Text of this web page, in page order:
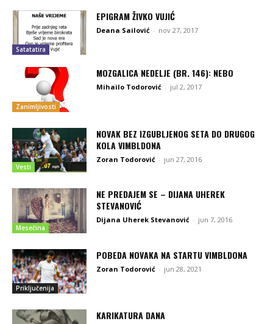
Satatatira
EPIGRAM ŽIVKO VUJIĆ
Deana Sailović - nov 27, 2017
Zanimljivosti
MOZGALICA NEDELJE (BR. 146): NEBO
Mihailo Todorović - jul 2, 2017
Vesti
NOVAK BEZ IZGUBLJENOG SETA DO DRUGOG
KOLA VIMBLDONA
Zoran Todorović - jun 27, 2016
Mesečina
NE PREDAJEM SE – DIJANA UHEREK
STEVANOVIĆ
Dijana Uherek Stevanović - jun 7, 2016
Priključenija
POBEDA NOVAKA NA STARTU VIMBLDONA
Zoran Todorović - jun 28, 2021
KARIKATURA DANA